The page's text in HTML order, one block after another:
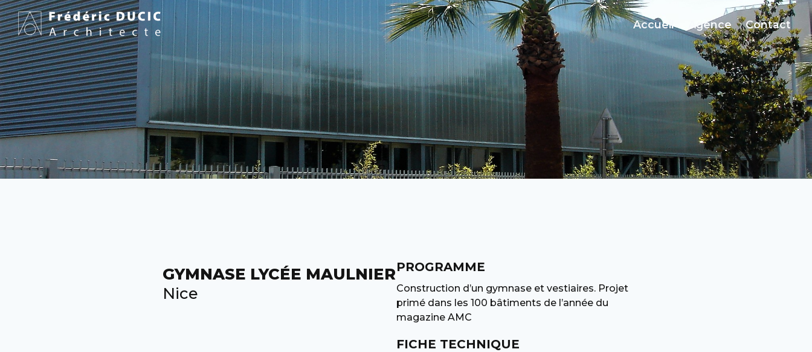
Accueil Agence Contact
GYMNASE LYCÉE MAULNIER
Nice
PROGRAMME
Construction d’un gymnase et vestiaires. Projet
primé dans les 100 bâtiments de l’année du
magazine AMC
FICHE TECHNIQUE